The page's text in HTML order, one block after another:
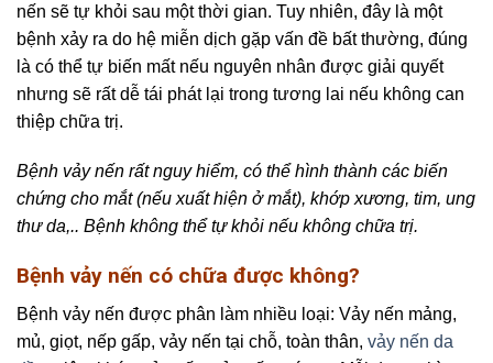
nến sẽ tự khỏi sau một thời gian. Tuy nhiên, đây là một
bệnh xảy ra do hệ miễn dịch gặp vấn đề bất thường, đúng
là có thể tự biến mất nếu nguyên nhân được giải quyết
nhưng sẽ rất dễ tái phát lại trong tương lai nếu không can
thiệp chữa trị.
Bệnh vảy nến rất nguy hiểm, có thể hình thành các biến
chứng cho mắt (nếu xuất hiện ở mắt), khớp xương, tim, ung
thư da,.. Bệnh không thể tự khỏi nếu không chữa trị.
Bệnh vảy nến có chữa được không?
Bệnh vảy nến được phân làm nhiều loại: Vảy nến mảng,
mủ, giọt, nếp gấp, vảy nến tại chỗ, toàn thân, vảy nến da